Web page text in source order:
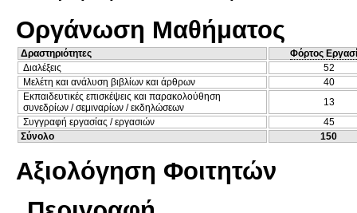
Οργάνωση Μαθήματος
Δραστηριότητες
Φόρτος
Διαλέξεις
52
Μελέτη και ανάλυση βιβλίων και άρθρων
40
Εκπαιδευτικές επισκέψεις και παρακολούθηση
συνεδρίων / σεμιναρίων / εκδηλώσεων
13
Συγγραφή εργασίας / εργασιών
45
Σύνολο
150
Αξιολόγηση Φοιτητών